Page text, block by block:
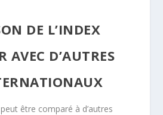
DE L’INDEX
AVEC D’AUTRES
peut être comparé à d’autres